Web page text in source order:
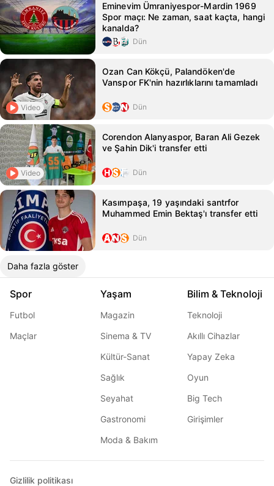
Eminevim Ümraniyespor-Mardin 1969
Spor maçı: Ne zaman, saat kaçta, hangi
kanalda?
Dün
Video
Ozan Can Kökçü, Palandöken'de
Vanspor FK'nin hazırlıklarını tamamladı
Dün
Video
Corendon Alanyaspor, Baran Ali Gezek
ve Şahin Dik'i transfer etti
Dün
Kasımpaşa, 19 yaşındaki santrfor
Muhammed Emin Bektaş'ı transfer etti
Dün
Daha fazla göster
Spor
Futbol
Maçlar
Yaşam
Magazin
Sinema & TV
Kültür-Sanat
Sağlık
Seyahat
Gastronomi
Moda & Bakım
Bilim & Teknoloji
Teknoloji
Akıllı Cihazlar
Yapay Zeka
Oyun
Big Tech
Girişimler
Gizlilik politikası